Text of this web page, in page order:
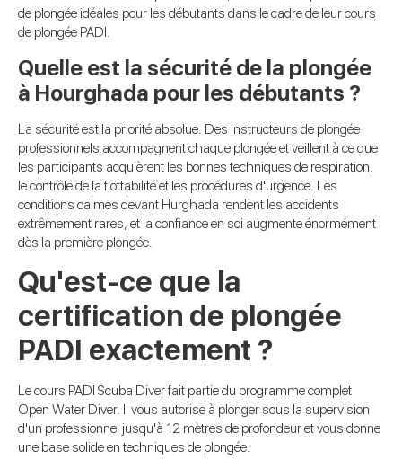
de plongée idéales pour les débutants dans le cadre de leur cours
de plongée PADI.
Quelle est la sécurité de la plongée
à Hourghada pour les débutants ?
La sécurité est la priorité absolue. Des instructeurs de plongée
professionnels accompagnent chaque plongée et veillent à ce que
les participants acquièrent les bonnes techniques de respiration,
le contrôle de la flottabilité et les procédures d'urgence. Les
conditions calmes devant Hurghada rendent les accidents
extrêmement rares, et la confiance en soi augmente énormément
dès la première plongée.
Qu'est-ce que la
certification de plongée
PADI exactement ?
Le cours PADI Scuba Diver fait partie du programme complet
Open Water Diver. Il vous autorise à plonger sous la supervision
d'un professionnel jusqu'à 12 mètres de profondeur et vous donne
une base solide en techniques de plongée.